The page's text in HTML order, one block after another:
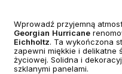
Wprowadź przyjemną
Georgian Hurricane
Eichholtz. Ta wykończona
zapewni miękkie i delikatne
życiowej. Solidna i
szklanymi panelami.